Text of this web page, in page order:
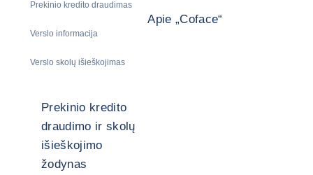
Prekinio kredito draudimas
Verslo informacija
Verslo skolų išieškojimas
Apie „Coface“
Prekinio kredito
draudimo ir skolų
išieškojimo
žodynas